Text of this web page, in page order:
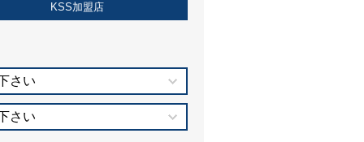
KSS加盟店
さい
さい